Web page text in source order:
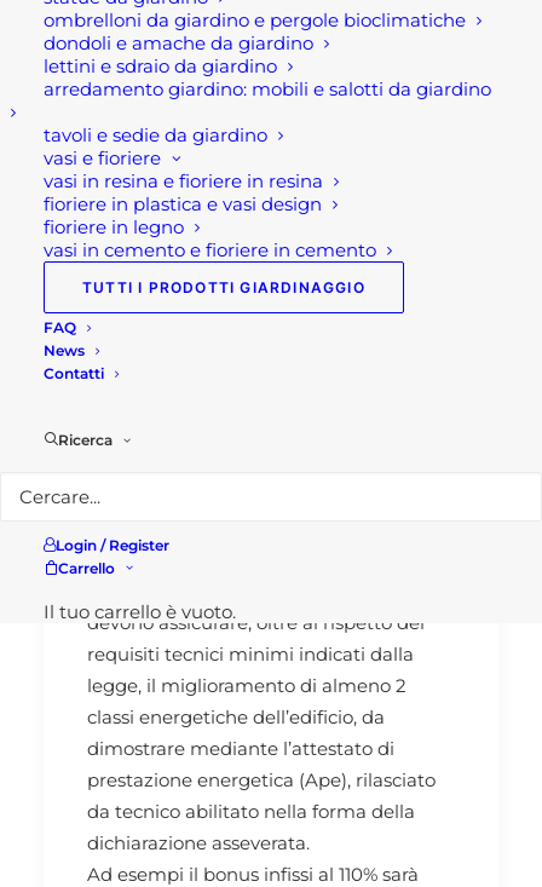
ombrelloni da giardino e pergole bioclimatiche
dondoli e amache da giardino
lettini e sdraio da giardino
arredamento giardino: mobili e salotti da giardino
tavoli e sedie da giardino
vasi e fioriere
vasi in resina e fioriere in resina
fioriere in plastica e vasi design
fioriere in legno
vasi in cemento e fioriere in cemento
TUTTI I PRODOTTI GIARDINAGGIO
FAQ
News
Contatti
Ricerca
Login / Register
Carrello
Il tuo carrello è vuoto.
agevolabili oltre gli interventi effettuati
sulle parti comuni dell’edificio.
Tra i beneficiari rientrano anche le Onlus,
società sportive dilettantistiche, ma per
queste ultime limitatamente ai lavori
destinati ai soli immobili o parti di
immobili adibiti a spogliatoi.
Le condizioni per
applicare la detrazione:
solamente a tutti gli interventi oggi
«a condizione che siano eseguiti
interventi» elencati di seguito. Inoltre per
devono assicurare, oltre al rispetto dei
requisiti tecnici minimi indicati dalla
legge, il miglioramento di almeno 2
classi energetiche dell’edificio, da
dimostrare mediante l’attestato di
prestazione energetica (Ape), rilasciato
da tecnico abilitato nella forma della
dichiarazione asseverata.
Ad esempi il bonus infissi al 110% sarà